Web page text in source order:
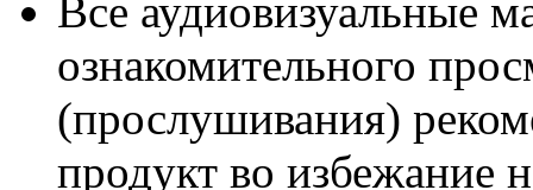
Все аудиовизуальные
ознакомительного
(прослушивания)
продукт во избежание